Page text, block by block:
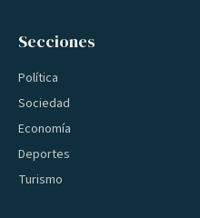
Secciones
Política
Sociedad
Economía
Deportes
Turismo